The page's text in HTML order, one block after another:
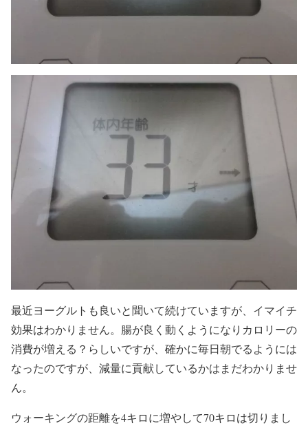
最近ヨーグルトも良いと聞いて続けていますが、イマイチ
効果はわかりません。腸が良く動くようになりカロリーの
消費が増える？らしいですが、確かに毎日朝でるようには
なったのですが、減量に貢献しているかはまだわかりませ
ん。
ウォーキングの距離を4キロに増やして70キロは切りまし